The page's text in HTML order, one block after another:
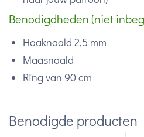
Benodigdheden (niet
Haaknaald 2,5 mm
Maasnaald
Ring van 90 cm
Benodigde producten